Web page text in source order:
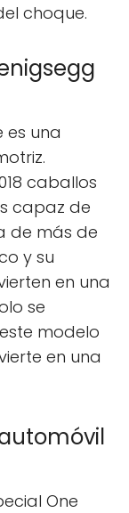
choque.
es una
caballos
capaz de
de más de
y su
en una
se
modelo
en una
One